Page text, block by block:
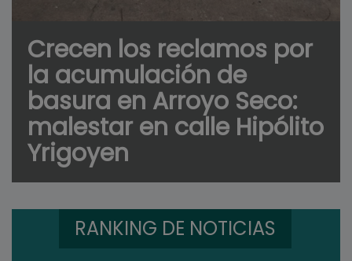
Crecen los reclamos por
la acumulación de
basura en Arroyo Seco:
malestar en calle Hipólito
Yrigoyen
RANKING DE NOTICIAS